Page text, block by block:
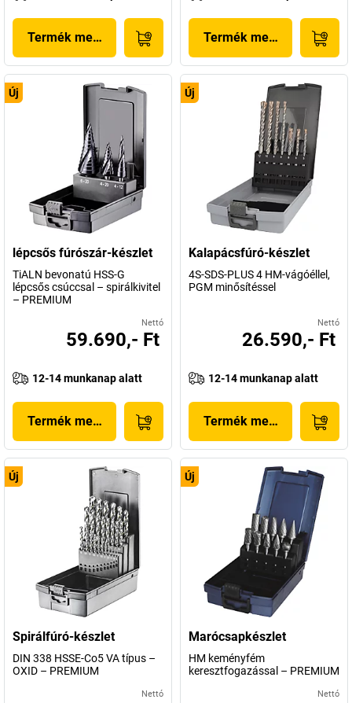
Termék megjelenítése Termék megjelenítése
Új
lépcsős fúrószár-készlet
TiALN bevonatú HSS-G
lépcsős csúccsal – spirálkivitel
– PREMIUM
Nettó
59.690,- Ft
12-14 munkanap alatt
Termék megjelenítése
Új
Kalapácsfúró-készlet
4S-SDS-PLUS 4 HM-vágóéllel,
PGM minősítéssel
Nettó
26.590,- Ft
12-14 munkanap alatt
Termék megjelenítése
Új
Spirálfúró-készlet
DIN 338 HSSE-Co5 VA típus –
OXID – PREMIUM
Nettó
Új
Marócsapkészlet
HM keményfém
keresztfogazással – PREMIUM
Nettó